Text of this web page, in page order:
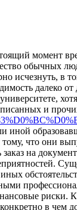
момент
обычных
исчезнуть, в
далеко
и
иной
тому, что они
на
риски.
в чем